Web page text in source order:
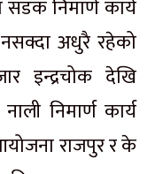
निमार्ण कार्य
अधुरै रहेको
इन्द्रचोक देखि
निमार्ण कार्य
राजपुर र के